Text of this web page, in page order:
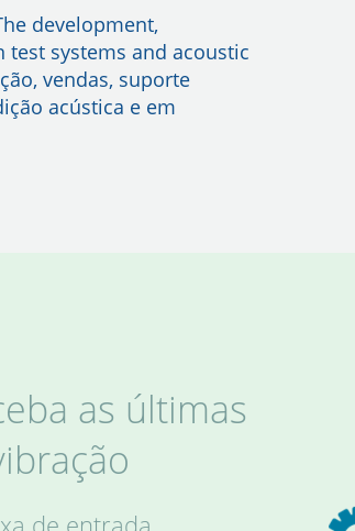
development,
systems and acoustic
vendas, suporte
acústica e em
as últimas
de entrada